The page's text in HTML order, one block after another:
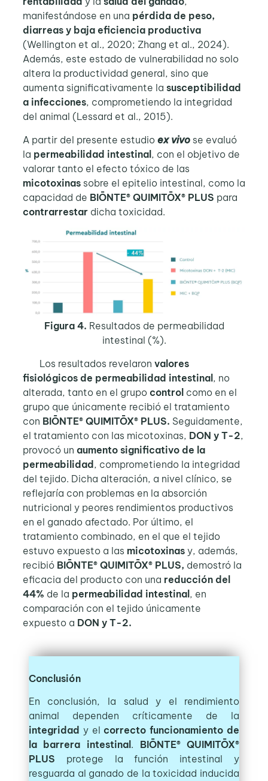
manifestándose en una pérdida de peso,
diarreas y baja eficiencia productiva
(Wellington et al., 2020; Zhang et al., 2024).
Además, este estado de vulnerabilidad no solo
altera la productividad general, sino que
aumenta significativamente la susceptibilidad
a infecciones, comprometiendo la integridad
del animal (Lessard et al., 2015).
A partir del presente estudio ex vivose evaluó
la permeabilidad intestinal, con el objetivo de
valorar tanto el efecto tóxico de las
micotoxinassobre el epitelio intestinal, como la
capacidad de BIŌNTE® QUIMITŌX® PLUS para
contrarrestar dicha toxicidad.
Figura 4. Resultados de permeabilidad
intestinal (%).
Los resultados revelaron valores
fisiológicos de permeabilidad intestinal, no
alterada, tanto en el grupo controlcomo en el
grupo que únicamente recibió el tratamiento
con BIŌNTE® QUIMITŌX® PLUS. Seguidamente,
el tratamiento con las micotoxinas, DON y T-2,
provocó un aumento significativo de la
permeabilidad, comprometiendo la integridad
del tejido. Dicha alteración, a nivel clínico, se
reflejaría con problemas en la absorción
nutricional y peores rendimientos productivos
en el ganado afectado. Por último, el
tratamiento combinado, en el que el tejido
estuvo expuesto a las micotoxinasy, además,
recibió BIŌNTE® QUIMITŌX® PLUS, demostró la
eficacia del producto con una reducción del
44% de la permeabilidad intestinal, en
comparación con el tejido únicamente
expuesto a DON y T-2.
Conclusión
En conclusión, la salud y el rendimiento
animal dependen críticamente de la
integridad y elcorrecto funcionamiento de
la barrera intestinal . BIŌNTE® QUIMITŌX®
PLUS protege la función intestinal y
resguarda al ganado de la toxicidad inducida